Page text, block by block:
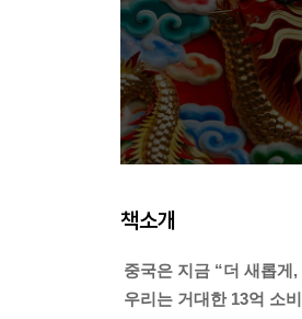
책소개
중국은 지금 “더 새롭게
우리는 거대한 13억 소